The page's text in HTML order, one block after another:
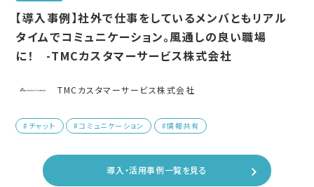
【導入事例】社外で仕事をしているメンバともリアル
タイムでコミュニケーション。風通しの良い職場
に！ -TMCカスタマーサービス株式会社
TMCカスタマーサービス株式会社
#チャット #コミュニケーション #情報共有
導入・活用事例一覧を見る